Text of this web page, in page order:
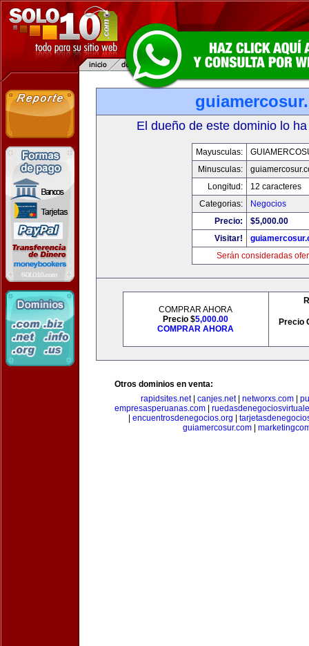
El dueño de este dominio lo
Mayusculas:
Minusculas:
Longitud:
12 caracteres
Categorias:
Negocios
Precio:
$5,000.00
Visitar!
Serán consideradas
COMPRAR AHORA
Precio $5,000.00
COMPRAR AHORA
Precio
Otros dominios en venta:
rapidsites.net| canjes.net| networxs.com
empresasperuanas.com
encuentrosdenegocios.org
guiamercosur.com